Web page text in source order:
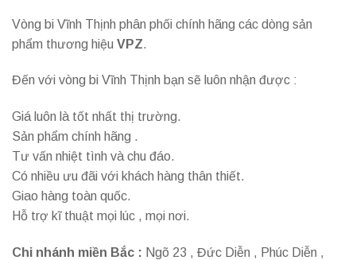
Vòng bi Vĩnh Thịnh phân phối chính hãng các dòng sản
phẩm thương hiệu VPZ.
Đến với vòng bi Vĩnh Thịnh bạn sẽ luôn nhận được :
Giá luôn là tốt nhất thị trường.
Sản phẩm chính hãng .
Tư vấn nhiệt tình và chu đáo.
Có nhiều ưu đãi với khách hàng thân thiết.
Giao hàng toàn quốc.
Hỗ trợ kĩ thuật mọi lúc , mọi nơi.
Chi nhánh miền Bắc : Ngõ 23 , Đức Diễn , Phúc Diễn ,